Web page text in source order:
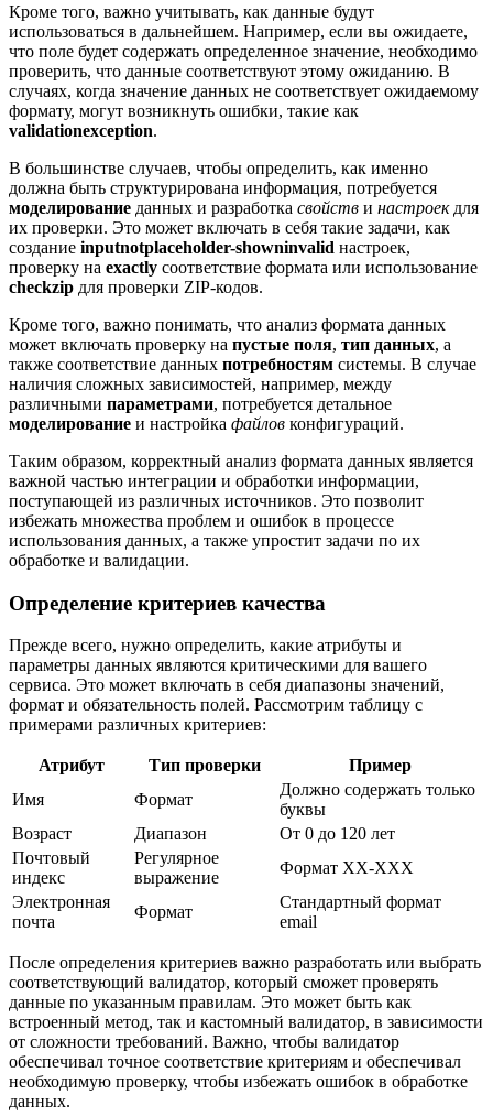
Кроме того, важно учитывать, как данные будут
использоваться в дальнейшем. Например, если вы ожидаете,
что поле будет содержать определенное значение, необходимо
проверить, что данные соответствуют этому ожиданию. В
случаях, когда значение данных не соответствует ожидаемому
формату, могут возникнуть ошибки, такие как
validationexception.
В большинстве случаев, чтобы определить, как именно
должна быть структурирована информация, потребуется
моделирование данных и разработка свойств и настроекдля
их проверки. Это может включать в себя такие задачи, как
создание inputnotplaceholder-showninvalid настроек,
проверку на exactly соответствие формата или использование
checkzip для проверки ZIP-кодов.
Кроме того, важно понимать, что анализ формата данных
может включать проверку на пустые поля, тип данных, а
также соответствие данных потребностям системы. В случае
наличия сложных зависимостей, например, между
различными параметрами, потребуется детальное
моделирование и настройка файлов конфигураций.
Таким образом, корректный анализ формата данных является
важной частью интеграции и обработки информации,
поступающей из различных источников. Это позволит
избежать множества проблем и ошибок в процессе
использования данных, а также упростит задачи по их
обработке и валидации.
Определение критериев качества
Прежде всего, нужно определить, какие атрибуты и
параметры данных являются критическими для вашего
сервиса. Это может включать в себя диапазоны значений,
формат и обязательность полей. Рассмотрим таблицу с
примерами различных критериев:
Атрибут Тип проверки
Пример
Имя
Формат
Должно содержать только
буквы
Возраст
Диапазон
От 0 до 120 лет
Почтовый
индекс
Регулярное
выражение
Формат XX-XXX
Электронная
почта
Формат
Стандартный формат
email
После определения критериев важно разработать или выбрать
соответствующий валидатор, который сможет проверять
данные по указанным правилам. Это может быть как
встроенный метод, так и кастомный валидатор, в зависимости
от сложности требований. Важно, чтобы валидатор
обеспечивал точное соответствие критериям и обеспечивал
необходимую проверку, чтобы избежать ошибок в обработке
данных.